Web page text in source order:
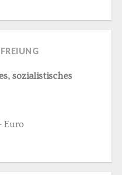
sozialistisches
Euro